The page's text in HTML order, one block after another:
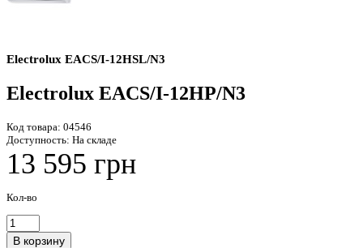
Electrolux EACS/I-12HSL/N3
Electrolux EACS/I-12HP/N3
Код товара: 04546
Доступность: На складе
13 595 грн
Кол-во